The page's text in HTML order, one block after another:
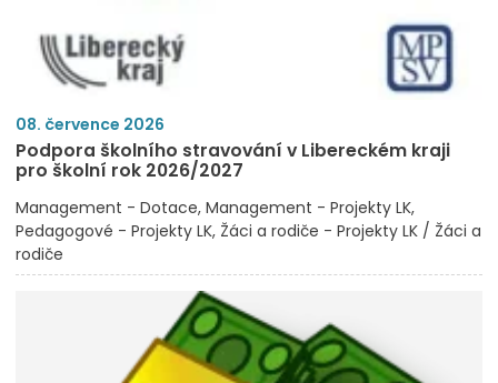
08. července 2026
Podpora školního stravování v Libereckém kraji
pro školní rok 2026/2027
Management - Dotace Management - Projekty LK
Pedagogové - Projekty LK Žáci a rodiče - Projekty LK / Žáci a
rodiče